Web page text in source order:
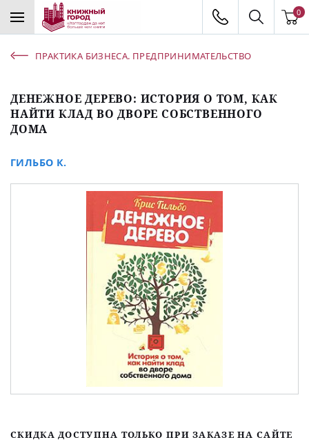
0
ПРАКТИКА БИЗНЕСА. ПРЕДПРИНИМАТЕЛЬСТВО
ДЕНЕЖНОЕ ДЕРЕВО: ИСТОРИЯ О ТОМ, КАК
НАЙТИ КЛАД ВО ДВОРЕ СОБСТВЕННОГО
ДОМА
ГИЛЬБО К.
СКИДКА ДОСТУПНА ТОЛЬКО ПРИ ЗАКАЗЕ НА САЙТЕ